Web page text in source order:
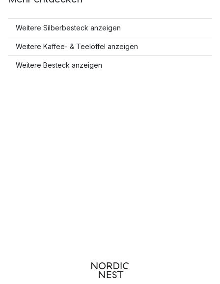
Weitere Silberbesteck anzeigen
Weitere Kaffee- & Teelöffel anzeigen
Weitere Besteck anzeigen